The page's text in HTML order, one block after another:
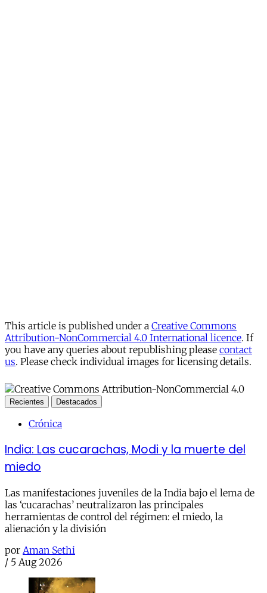
This article is published under a Creative Commons
Attribution-NonCommercial 4.0 International licence. If
you have any queries about republishing please contact
us. Please check individual images for licensing details.
Recientes Destacados
Crónica
India: Las cucarachas, Modi y la muerte del
miedo
Las manifestaciones juveniles de la India bajo el lema de
las ‘cucarachas’ neutralizaron las principales
herramientas de control del régimen: el miedo, la
alienación y la división
por Aman Sethi
/ 5 Aug 2026